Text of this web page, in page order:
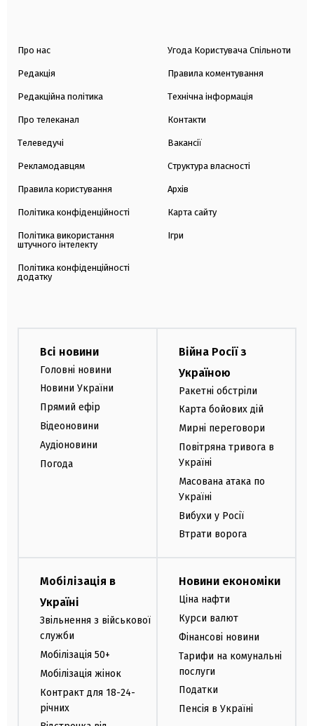
Про нас
Редакція
Редакційна політика
Про телеканал
Телеведучі
Рекламодавцям
Правила користування
Політика конфіденційності
Політика використання
штучного інтелекту
Політика конфіденційності
додатку
Угода Користувача Спільноти
Правила коментування
Технічна інформація
Контакти
Вакансії
Структура власності
Архів
Карта сайту
Ігри
Всі новини
Головні новини
Новини України
Прямий ефір
Відеоновини
Аудіоновини
Погода
Війна Росії з
Україною
Ракетні обстріли
Карта бойових дій
Мирні переговори
Повітряна тривога в
Україні
Масована атака по
Україні
Вибухи у Росії
Втрати ворога
Мобілізація в
Україні
Звільнення з військової
служби
Мобілізація 50+
Мобілізація жінок
Контракт для 18-24-
річних
Новини економіки
Ціна нафти
Курси валют
Фінансові новини
Тарифи на комунальні
послуги
Податки
Пенсія в Україні